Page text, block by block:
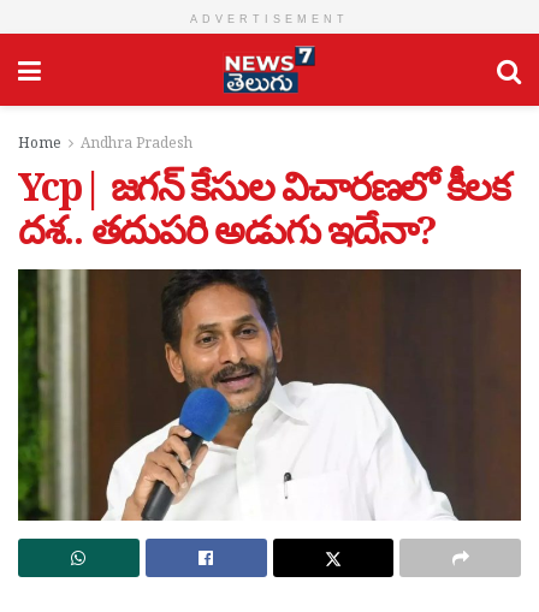
ADVERTISEMENT
Home Andhra Pradesh
Ycp| జగన్ కేసుల విచారణలో కీలక
దశ.. తదుపరి అడుగు ఇదేనా?